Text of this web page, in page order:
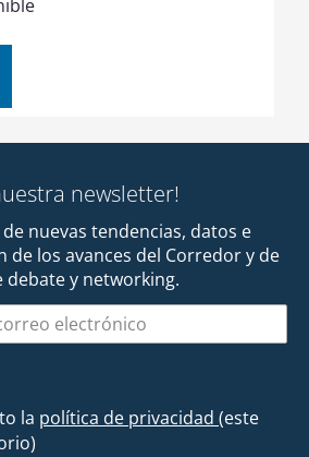
newsletter!
nuevas tendencias, datos e
de los avances del Corredor y de
y networking.
electrónico
la política de privacidad (este